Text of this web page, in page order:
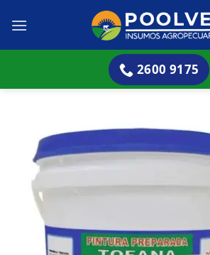
2600 9175